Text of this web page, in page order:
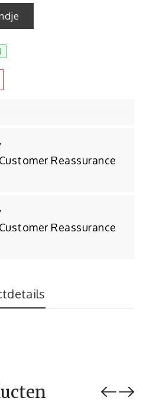
Reassurance
Reassurance